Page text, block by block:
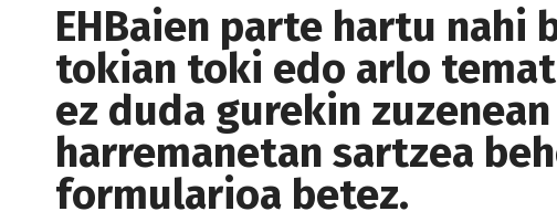
EHBaien parte hartu nahi
tokian toki edo arlo
ez duda gurekin zuzenean
harremanetan sartzea
formularioa betez.